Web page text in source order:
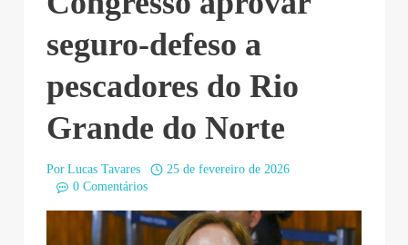
seguro-defeso a
pescadores do Rio
Grande do Norte
Por Lucas Tavares
25 de fevereiro de 2026
0 Comentários